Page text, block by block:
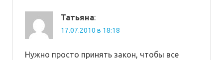
Татьяна:
17.07.2010 в 18:18
Нужно просто принять закон, чтобы все